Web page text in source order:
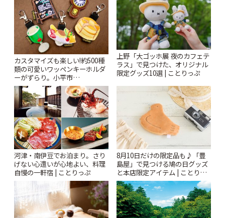
カスタマイズも楽しい!約500種
類の可愛いワッペンキーホルダ
ーがずらり。小平市
「Kimamaya T&K」 | ことりっ
ぷ
上野「大ゴッホ展 夜のカフェテ
ラス」で見つけた、オリジナル
限定グッズ10選 | ことりっぷ
河津・南伊豆でお泊まり。さり
げない心遣いが心地よい、料理
自慢の一軒宿 | ことりっぷ
8月10日だけの限定品も♪「豊
島屋」で見つける鳩の日グッズ
と本店限定アイテム | ことりっ
ぷ